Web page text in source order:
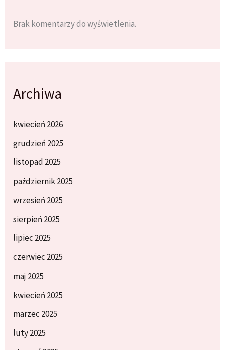
Brak komentarzy do wyświetlenia.
Archiwa
kwiecień 2026
grudzień 2025
listopad 2025
październik 2025
wrzesień 2025
sierpień 2025
lipiec 2025
czerwiec 2025
maj 2025
kwiecień 2025
marzec 2025
luty 2025